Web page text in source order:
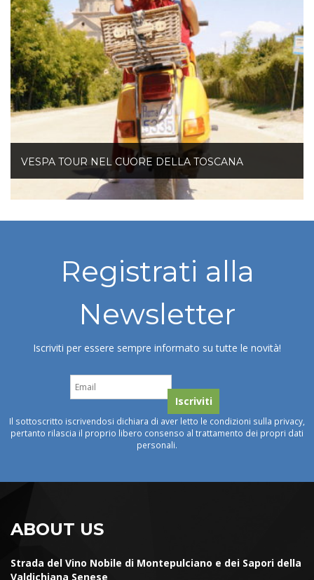
VESPA TOUR NEL CUORE DELLA TOSCANA
Registrati alla
Newsletter
Iscriviti per essere sempre informato su tutte le novità!
Il sottoscritto iscrivendosi dichiara di aver letto le condizioni sulla privacy,
pertanto rilascia il proprio libero consenso al trattamento dei propri dati
personali.
ABOUT US
Strada del Vino Nobile di Montepulciano e dei Sapori della
Valdichiana Senese